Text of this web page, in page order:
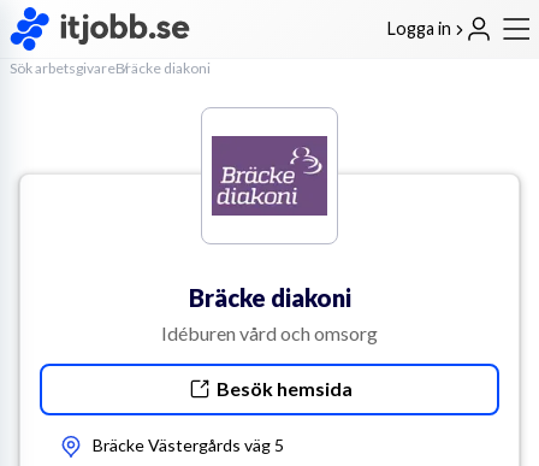
Logga in
Sök arbetsgivareBräcke diakoni
Bräcke diakoni
Idéburen vård och omsorg
Besök hemsida
Bräcke Västergårds väg 5